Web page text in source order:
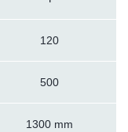
120
500
1300 mm